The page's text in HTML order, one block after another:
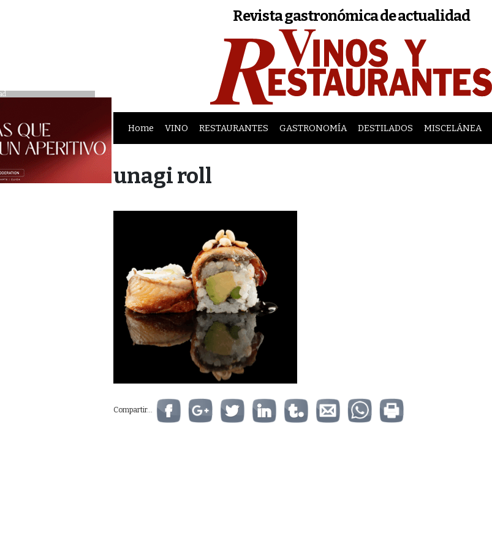
Revista gastronómica de actualidad
Home VINO RESTAURANTES GASTRONOMÍA DESTILADOS MISCELÁNEA
unagi roll
Compartir...